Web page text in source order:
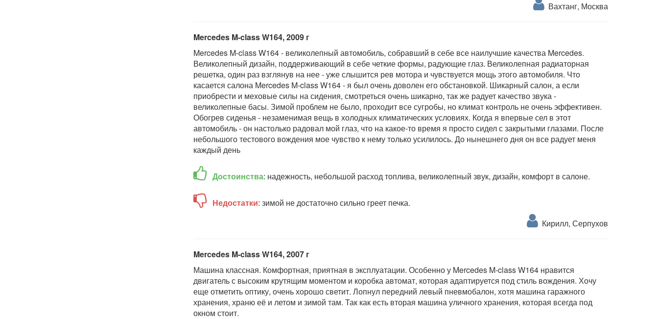
Вахтанг, Москва
Mercedes M-class W164, 2009 г
Mercedes M-class W164 - великолепный автомобиль, собравший в себе все наилучшие качества Mercedes.
Великолепный дизайн, поддерживающий в себе четкие формы, радующие глаз. Великолепная радиаторная
решетка, один раз взглянув на нее - уже слышится рев мотора и чувствуется мощь этого автомобиля. Что
касается салона Mercedes M-class W164 - я был очень доволен его обстановкой. Шикарный салон, а если
приобрести и меховые силы на сидения, смотреться очень шикарно, так же радует качество звука -
великолепные басы. Зимой проблем не было, проходит все сугробы, но климат контроль не очень эффективен.
Обогрев сиденья - незаменимая вещь в холодных климатических условиях. Когда я впервые сел в этот
автомобиль - он настолько радовал мой глаз, что на какое-то время я просто сидел с закрытыми глазами. После
небольшого тестового вождения мое чувство к нему только усилилось. До нынешнего дня он все радует меня
каждый день
Достоинства: надежность, небольшой расход топлива, великолепный звук, дизайн, комфорт в салоне.
Недостатки: зимой не достаточно сильно греет печка.
Кирилл, Серпухов
Mercedes M-class W164, 2007 г
Машина классная. Комфортная, приятная в эксплуатации. Особенно у Mercedes M-class W164 нравится
двигатель с высоким крутящим моментом и коробка автомат, которая адаптируется под стиль вождения. Хочу
еще отметить оптику, очень хорошо светит. Лопнул передний левый пневмобалон, хотя машина гаражного
хранения, храню её и летом и зимой там. Так как есть вторая машина уличного хранения, которая всегда под
окном стоит.